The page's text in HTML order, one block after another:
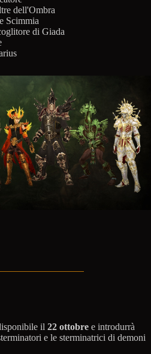
dell'Ombra
Scimmia
di Giada
il 22 ottobre e introdurrà
e le sterminatrici di demoni